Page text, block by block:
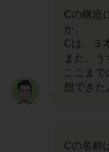
Cの構造
か。
Cは、３
また、
ここま
想できた
Cの名称